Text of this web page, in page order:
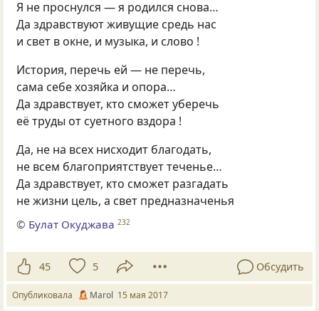
Я не проснулся — я родился снова…
Да здравствуют живущие средь нас
и свет в окне, и музыка, и слово !
История, перечь ей — не перечь,
сама себе хозяйка и опора…
Да здравствует, кто сможет уберечь
её труды от суетного вздора !
Да, не на всех нисходит благодать,
не всем благоприятствует теченье…
Да здравствует, кто сможет разгадать
не жизни цель, а свет предназначенья
© Булат Окуджава 232
45 5 Обсудить
Опубликовала Маrol 15 мая 2017